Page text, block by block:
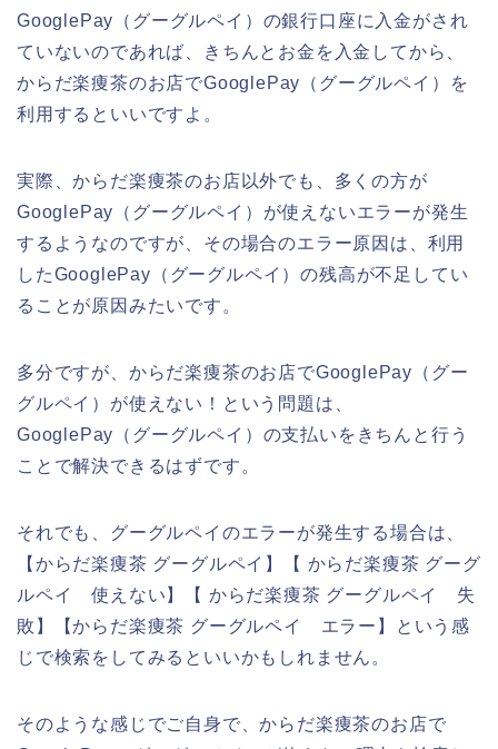
GooglePay（グーグルペイ）の銀行口座に入金がされ
ていないのであれば、きちんとお金を入金してから、
からだ楽痩茶のお店でGooglePay（グーグルペイ）を
利用するといいですよ。
実際、からだ楽痩茶のお店以外でも、多くの方が
GooglePay（グーグルペイ）が使えないエラーが発生
するようなのですが、その場合のエラー原因は、利用
したGooglePay（グーグルペイ）の残高が不足してい
ることが原因みたいです。
多分ですが、からだ楽痩茶のお店でGooglePay（グー
グルペイ）が使えない！という問題は、
GooglePay（グーグルペイ）の支払いをきちんと行う
ことで解決できるはずです。
それでも、グーグルペイのエラーが発生する場合は、
【からだ楽痩茶 グーグルペイ】【 からだ楽痩茶 グーグ
ルペイ 使えない】【 からだ楽痩茶 グーグルペイ 失
敗】【からだ楽痩茶 グーグルペイ エラー】という感
じで検索をしてみるといいかもしれません。
そのような感じでご自身で、からだ楽痩茶のお店で